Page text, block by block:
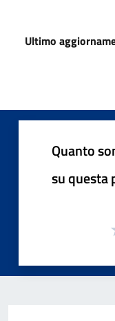
Ultimo
Quanto
su questa